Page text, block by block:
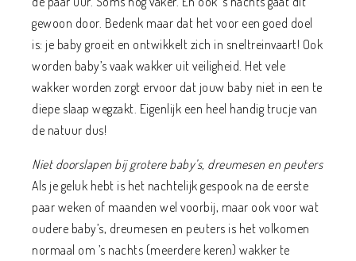
gewoon door. Bedenk maar dat het voor een goed doel
is: je baby groeit en ontwikkelt zich in sneltreinvaart! Ook
worden baby’s vaak wakker uit veiligheid. Het vele
wakker worden zorgt ervoor dat jouw baby niet in een te
diepe slaap wegzakt. Eigenlijk een heel handig trucje van
de natuur dus!
Niet doorslapen bij grotere baby’s, dreumesen en peuters
Als je geluk hebt is het nachtelijk gespook na de eerste
paar weken of maanden wel voorbij, maar ook voor wat
oudere baby’s, dreumesen en peuters is het volkomen
normaal om ’s nachts (meerdere keren) wakker te